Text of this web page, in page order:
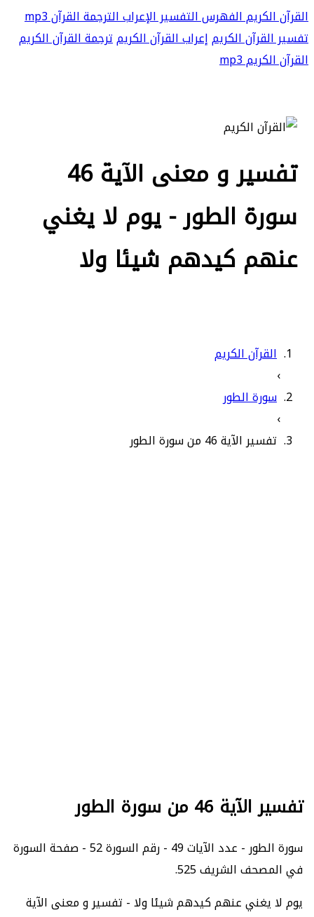
القرآن الكريمالفهرسالتفسيرالإعرابالترجمةالقرآن mp3
تفسير القرآن الكريمإعراب القرآن الكريمترجمة القرآن الكريم
القرآن الكريم mp3
تفسير و معنى الآية 46
سورة الطور - يوم لا يغني
عنهم كيدهم شيئا ولا
القرآن الكريم
›
سورة الطور
›
تفسير الآية 46 من سورة الطور
تفسير الآية 46 من سورة الطور
سورة الطور - عدد الآيات 49 - رقم السورة 52 - صفحة السورة
في المصحف الشريف 525.
يوم لا يغني عنهم كيدهم شيئا ولا - تفسير و معنى الآية